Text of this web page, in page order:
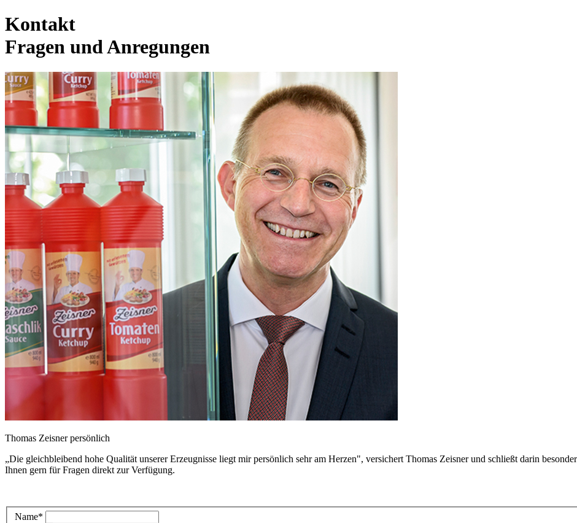
Kontakt
Fragen und Anregungen
Thomas Zeisner persönlich
„Die gleichbleibend hohe Qualität unserer Erzeugnisse liegt mir persönlich sehr am Herzen", versichert Thomas Zeisner und schließt darin
Ihnen gern für Fragen direkt zur Verfügung.
Name*